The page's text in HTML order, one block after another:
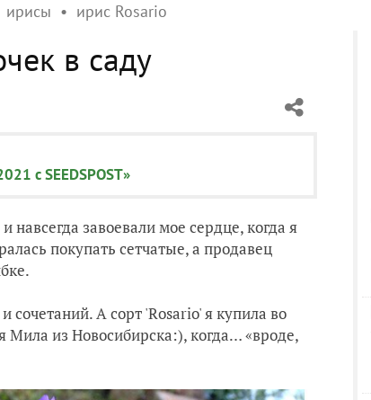
ирисы ирис Rosario
в саду
с SEEDSPOST»
завоевали мое сердце, когда я
покупать сетчатые, а продавец
сочетаний. А сорт 'Rosario' я купила во
Мила из Новосибирска:), когда… «вроде,